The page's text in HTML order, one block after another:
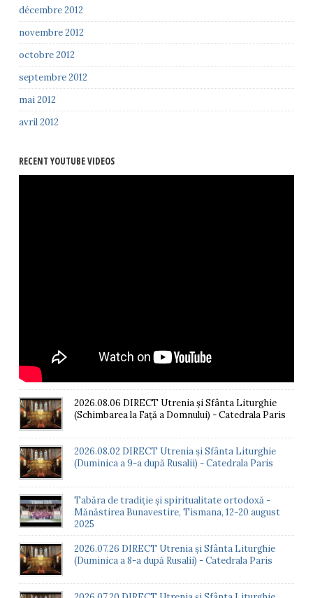
décembre 2012
novembre 2012
octobre 2012
septembre 2012
mai 2012
avril 2012
RECENT YOUTUBE VIDEOS
2026.08.06 DIRECT Utrenia și Sfânta Liturghie
(Schimbarea la Față a Domnului) - Catedrala Paris
2026.08.02 DIRECT Utrenia și Sfânta Liturghie
(Duminica a 9-a după Rusalii) - Catedrala Paris
Tabăra de tradiție și spiritualitate ortodoxă -
Mănăstirea Bunavestire, Tismana, 12-20 august
2025
2026.07.26 DIRECT Utrenia și Sfânta Liturghie
(Duminica a 8-a după Rusalii) - Catedrala Paris